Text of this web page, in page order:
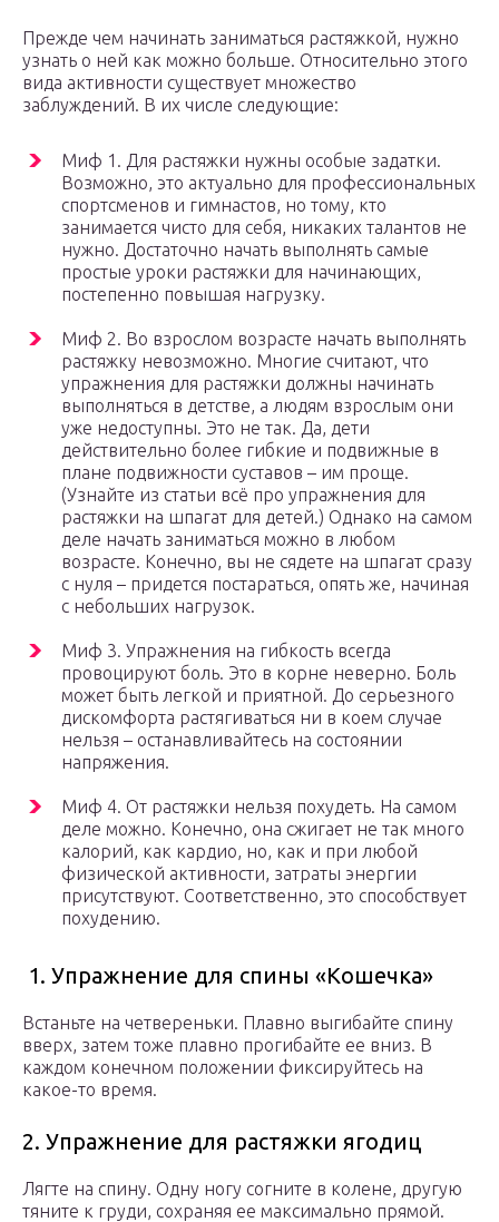
Прежде чем начинать заниматься растяжкой, нужно
узнать о ней как можно больше. Относительно этого
вида активности существует множество
заблуждений. В их числе следующие:
Миф 1. Для растяжки нужны особые задатки.
Возможно, это актуально для профессиональных
спортсменов и гимнастов, но тому, кто
занимается чисто для себя, никаких талантов не
нужно. Достаточно начать выполнять самые
простые уроки растяжки для начинающих,
постепенно повышая нагрузку.
Миф 2. Во взрослом возрасте начать выполнять
растяжку невозможно. Многие считают, что
упражнения для растяжки должны начинать
выполняться в детстве, а людям взрослым они
уже недоступны. Это не так. Да, дети
действительно более гибкие и подвижные в
плане подвижности суставов – им проще.
(Узнайте из статьи всё про упражнения для
растяжки на шпагат для детей.) Однако на самом
деле начать заниматься можно в любом
возрасте. Конечно, вы не сядете на шпагат сразу
с нуля – придется постараться, опять же, начиная
с небольших нагрузок.
Миф 3. Упражнения на гибкость всегда
провоцируют боль. Это в корне неверно. Боль
может быть легкой и приятной. До серьезного
дискомфорта растягиваться ни в коем случае
нельзя – останавливайтесь на состоянии
напряжения.
Миф 4. От растяжки нельзя похудеть. На самом
деле можно. Конечно, она сжигает не так много
калорий, как кардио, но, как и при любой
физической активности, затраты энергии
присутствуют. Соответственно, это способствует
похудению.
1. Упражнение для спины «Кошечка»
Встаньте на четвереньки. Плавно выгибайте спину
вверх, затем тоже плавно прогибайте ее вниз. В
каждом конечном положении фиксируйтесь на
какое-то время.
2. Упражнение для растяжки ягодиц
Лягте на спину. Одну ногу согните в колене, другую
тяните к груди, сохраняя ее максимально прямой.